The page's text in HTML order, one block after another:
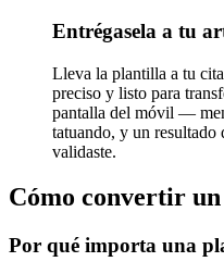
Entrégasela a tu
Lleva la plantilla a tu
preciso y listo para
pantalla del móvil —
tatuando, y un resultado
validaste.
Cómo convertir
Por qué importa una